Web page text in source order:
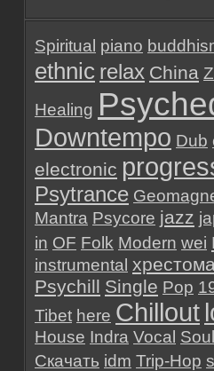
Spiritual piano
ethnic relax China
Healing
Downtempo Dub
electronic
Psytrance
Mantra Psycore jazz
in OF Folk Modern wei
instrumental
Psychill Single Pop
Tibet here Chillout
House Indra Vocal Soul
Скачать idm Trip-Hop